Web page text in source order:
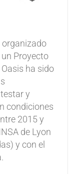
organizado
Proyecto
ha sido
y
condiciones
2015 y
de Lyon
y con el